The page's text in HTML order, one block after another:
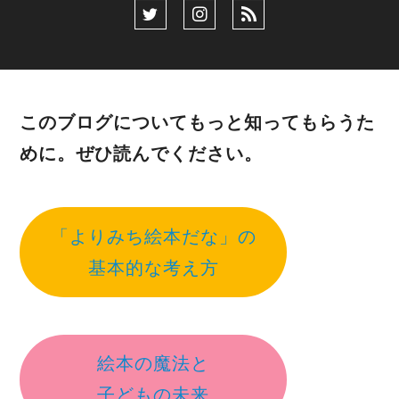
このブログについてもっと知ってもらうた
めに。ぜひ読んでください。
「よりみち絵本だな」の
基本的な考え方
絵本の魔法と